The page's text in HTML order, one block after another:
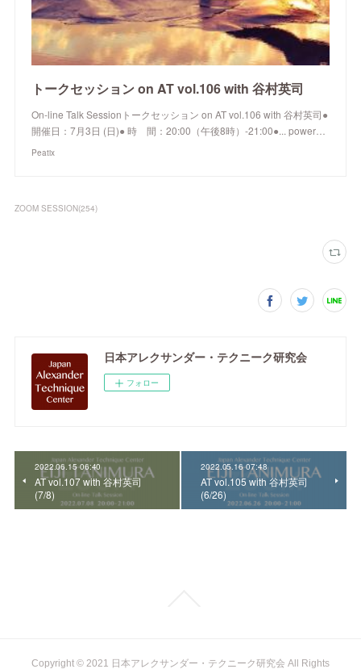
トークセッション on AT vol.106 with 谷村英司
On-line Talk Sessionトークセッション on AT vol.106 with 谷村英司●
開催日：7月3日 (日)● 時 間：20:00（午後8時）-21:00●... power…
Peatix
ZOOM SESSION(254)
日本アレクサンダー・テクニーク研究会
フォロー
2022.06.15 06:40
AT vol.107 with 谷村英司
(7/8)
2022.05.16 07:48
AT vol.105 with 谷村英司
(6/26)
Copyright © 2021 日本アレクサンダー・テクニーク研究会 All Rights